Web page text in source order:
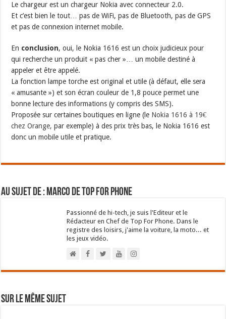
Le chargeur est un chargeur Nokia avec connecteur 2.0.
Et c’est bien le tout… pas de WiFi, pas de Bluetooth, pas de GPS
et pas de connexion internet mobile.
En conclusion, oui, le Nokia 1616 est un choix judicieux pour
qui recherche un produit « pas cher »… un mobile destiné à
appeler et être appelé.
La fonction lampe torche est original et utile (à défaut, elle sera
« amusante ») et son écran couleur de 1,8 pouce permet une
bonne lecture des informations (y compris des SMS).
Proposée sur certaines boutiques en ligne (le Nokia 1616 à 19€
chez Orange, par exemple) à des prix très bas, le Nokia 1616 est
donc un mobile utile et pratique.
Au sujet de : Marco de Top For Phone
Passionné de hi-tech, je suis l'Editeur et le
Rédacteur en Chef de Top For Phone. Dans le
registre des loisirs, j'aime la voiture, la moto... et
les jeux vidéo.
Sur le même sujet